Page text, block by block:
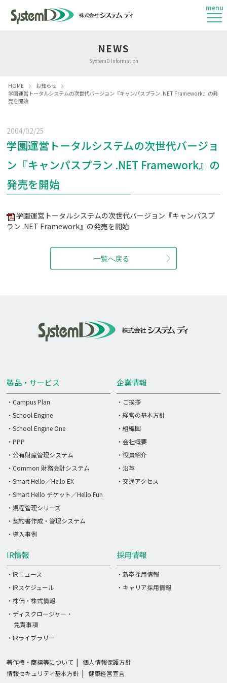
menu
NEWS
SystemD Information
HOME
お知らせ
学園運営トータルシステムの次世代バージョン『キャンパスプラン .NET Framework』の発
売を開始
2004/02/25
学園運営トータルシステムの次世代バージョ
ン『キャンパスプラン .NET Framework』の
発売を開始
学園運営トータルシステムの次世代バージョン『キャンパスプ
ラン .NET Framework』の発売を開始
製品・サービス
・Campus Plan
・School Engine
・School Engine One
・PPP
・公有財産管理システム
・Common 財務会計システム
・Smart Hello／Hello EX
・Smart Hello チケット／Hello Fun
・規程管理シリーズ
・契約書作成・管理システム
・導入事例
IR情報
・IRニュース
・IRスケジュール
・株価・株式情報
・ディスクロージャー・
免責事項
・IRライブラリー
採用情報
・新卒採用情報
・キャリア採用情報
企業情報
・ご挨拶
・経営の基本方針
・組織図
・会社概要
・役員紹介
・沿革
・交通アクセス
著作権・商標等について
個人情報保護方針
情報セキュリティ基本方針
健康経営宣言